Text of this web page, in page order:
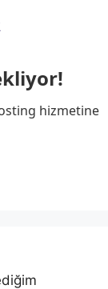
hizmetine